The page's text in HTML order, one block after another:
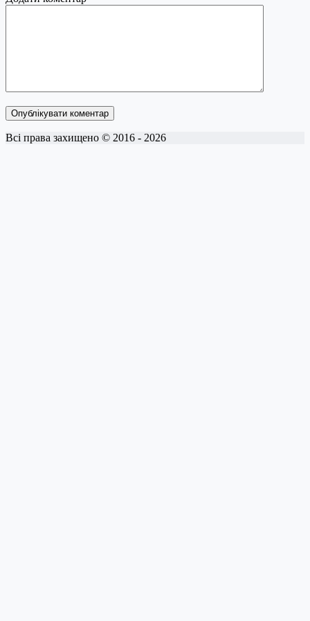
Опублікувати коментар
Всі права захищено © 2016 - 2026